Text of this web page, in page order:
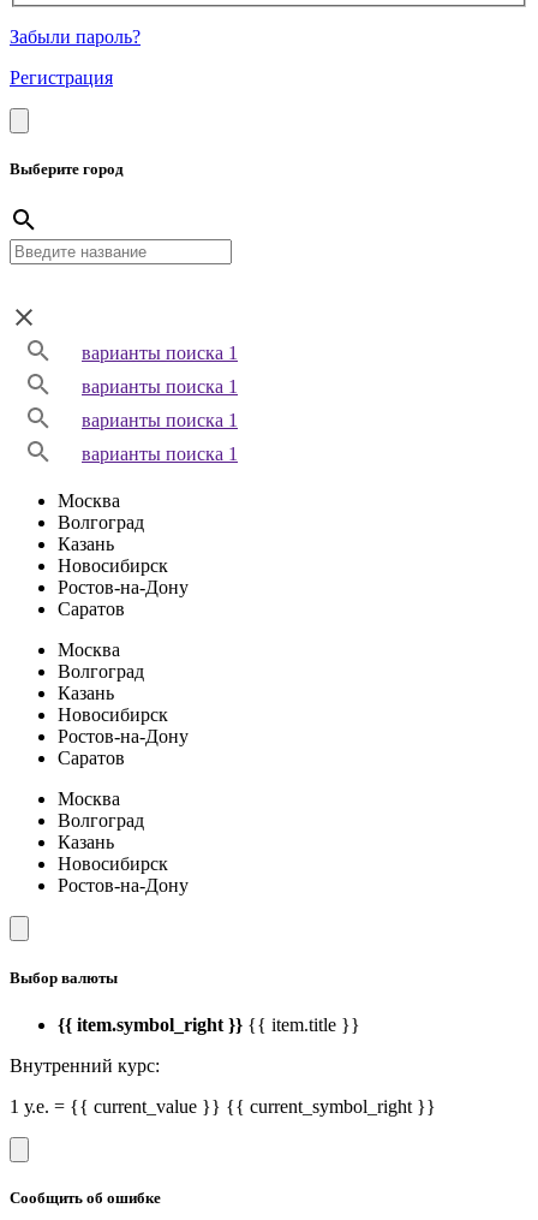
Забыли пароль?
Регистрация
Выберите город
варианты поиска 1
варианты поиска 1
варианты поиска 1
варианты поиска 1
Москва
Волгоград
Казань
Новосибирск
Ростов-на-Дону
Саратов
Москва
Волгоград
Казань
Новосибирск
Ростов-на-Дону
Саратов
Москва
Волгоград
Казань
Новосибирск
Ростов-на-Дону
Выбор валюты
{{ item.symbol_right }} {{ item.title }}
Внутренний курс:
1 у.е. = {{ current_value }} {{ current_symbol_right }}
Сообщить об ошибке